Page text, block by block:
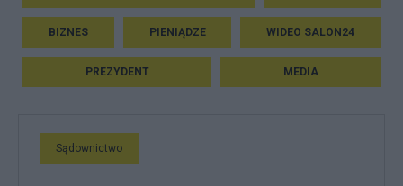
BIZNES PIENIĄDZE WIDEO SALON24
PREZYDENT MEDIA
Sądownictwo